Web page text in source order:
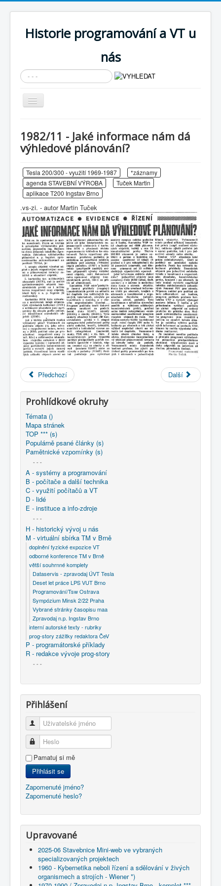
Historie programování a VT u
nás
Vyhledávání...
Přepnout
navigaci
Cíle expozice
Současnost SW a IT
KNIHOVNA
Historické počítače
COBOL
O nás
Úvod
M - virtuální sbírka TM v Brně
větší souhrnné komplety
Zpravodaj n.p. Ingstav Brno
1982/11 - Jaké informace nám dá výhledové plánování?
1982/11 - Jaké informace nám dá
výhledové plánování?
Tesla 200/300 - využití 1969-1987
*záznamy
agenda STAVEBNÍ VÝROBA
Tuček Martin
aplikace T200 Ingstav Brno
.vs-zi. - autor Martin Tuček
Předchozí Další
Prohlídkové okruhy
Témata ()
Mapa stránek
TOP *** (s)
Populárně psané články (s)
Pamětnické vzpomínky (s)
- - -
A - systémy a programování
B - počítače a další technika
C - využití počítačů a VT
D - lidé
E - instituce a info-zdroje
- - -
H - historický vývoj u nás
M - virtuální sbírka TM v Brně
doplnění fyzické expozice VT
odborné konference TM v Brně
větší souhrnné komplety
Dataservis - zpravodaj ÚVT Tesla
Deset let práce LPS VUT Brno
Programování/Tsw Ostrava
Sympózium Minsk 2/22 Praha
Vybrané stránky časopisu maa
Zpravodaj n.p. Ingstav Brno
interní autorské texty - rubriky
prog-story zážitky redaktora ČeV
P - programátorské příklady
R - redakce vývoje prog-story
- - -
Přihlášení
Uživatelské jméno
Heslo
Pamatuj si mě
Přihlásit se
Zapomenuté jméno?
Zapomenuté heslo?
Upravované
2025-06 Stavebnice Mini-web ve vybraných
specializovaných projektech
1960 - Kybernetika neboli řízení a sdělování v živých
organismech a strojích - Wiener *)